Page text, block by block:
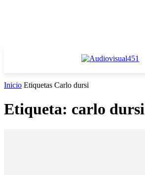
Inicio Etiquetas Carlo dursi
Etiqueta: carlo dursi